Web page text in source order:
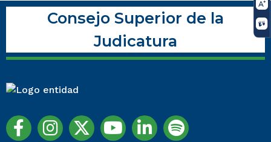
ASISTENTE ADMINISTRATIVO GRADO 5
ASISTENTE ADMINISTRATIVO GRADO 5
ASISTENTE ADMINISTRATIVO GRADO 5
ASISTENTE ADMINISTRATIVO GRADO 5
ASISTENTE ADMINISTRATIVO GRADO 5
ASISTENTE ADMINISTRATIVO GRADO 5
ASISTENTE ADMINISTRATIVO GRADO 5
ASISTENTE ADMINISTRATIVO GRADO 5
ASISTENTE ADMINISTRATIVO GRADO 5
ASISTENTE ADMINISTRATIVO GRADO 5
ASISTENTE ADMINISTRATIVO GRADO 5
Temas de la Dirección Seccional
Temas de la Dirección Seccional
1. Información de la entidad
Licitación Pública
Temas de la Dirección Seccional
Temas de la Dirección Seccional
1. Información de la entidad
Consejo Superior de la
Judicatura